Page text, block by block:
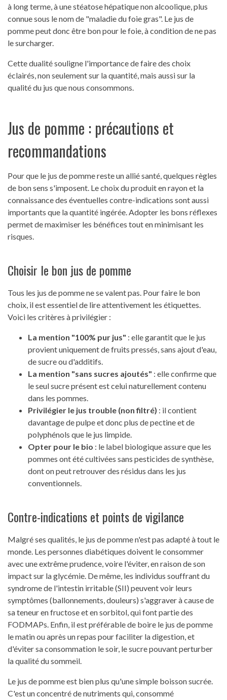
à long terme, à une stéatose hépatique non alcoolique, plus
connue sous le nom de "maladie du foie gras". Le jus de
pomme peut donc être bon pour le foie, à condition de ne pas
le surcharger.
Cette dualité souligne l'importance de faire des choix
éclairés, non seulement sur la quantité, mais aussi sur la
qualité du jus que nous consommons.
Jus de pomme : précautions et
recommandations
Pour que le jus de pomme reste un allié santé, quelques règles
de bon sens s'imposent. Le choix du produit en rayon et la
connaissance des éventuelles contre-indications sont aussi
importants que la quantité ingérée. Adopter les bons réflexes
permet de maximiser les bénéfices tout en minimisant les
risques.
Choisir le bon jus de pomme
Tous les jus de pomme ne se valent pas. Pour faire le bon
choix, il est essentiel de lire attentivement les étiquettes.
Voici les critères à privilégier :
La mention "100% pur jus" : elle garantit que le jus
provient uniquement de fruits pressés, sans ajout d'eau,
de sucre ou d'additifs.
La mention "sans sucres ajoutés" : elle confirme que
le seul sucre présent est celui naturellement contenu
dans les pommes.
Privilégier le jus trouble (non filtré) : il contient
davantage de pulpe et donc plus de pectine et de
polyphénols que le jus limpide.
Opter pour le bio : le label biologique assure que les
pommes ont été cultivées sans pesticides de synthèse,
dont on peut retrouver des résidus dans les jus
conventionnels.
Contre-indications et points de vigilance
Malgré ses qualités, le jus de pomme n'est pas adapté à tout le
monde. Les personnes diabétiques doivent le consommer
avec une extrême prudence, voire l'éviter, en raison de son
impact sur la glycémie. De même, les individus souffrant du
syndrome de l'intestin irritable (SII) peuvent voir leurs
symptômes (ballonnements, douleurs) s'aggraver à cause de
sa teneur en fructose et en sorbitol, qui font partie des
FODMAPs. Enfin, il est préférable de boire le jus de pomme
le matin ou après un repas pour faciliter la digestion, et
d'éviter sa consommation le soir, le sucre pouvant perturber
la qualité du sommeil.
Le jus de pomme est bien plus qu'une simple boisson sucrée.
C'est un concentré de nutriments qui, consommé